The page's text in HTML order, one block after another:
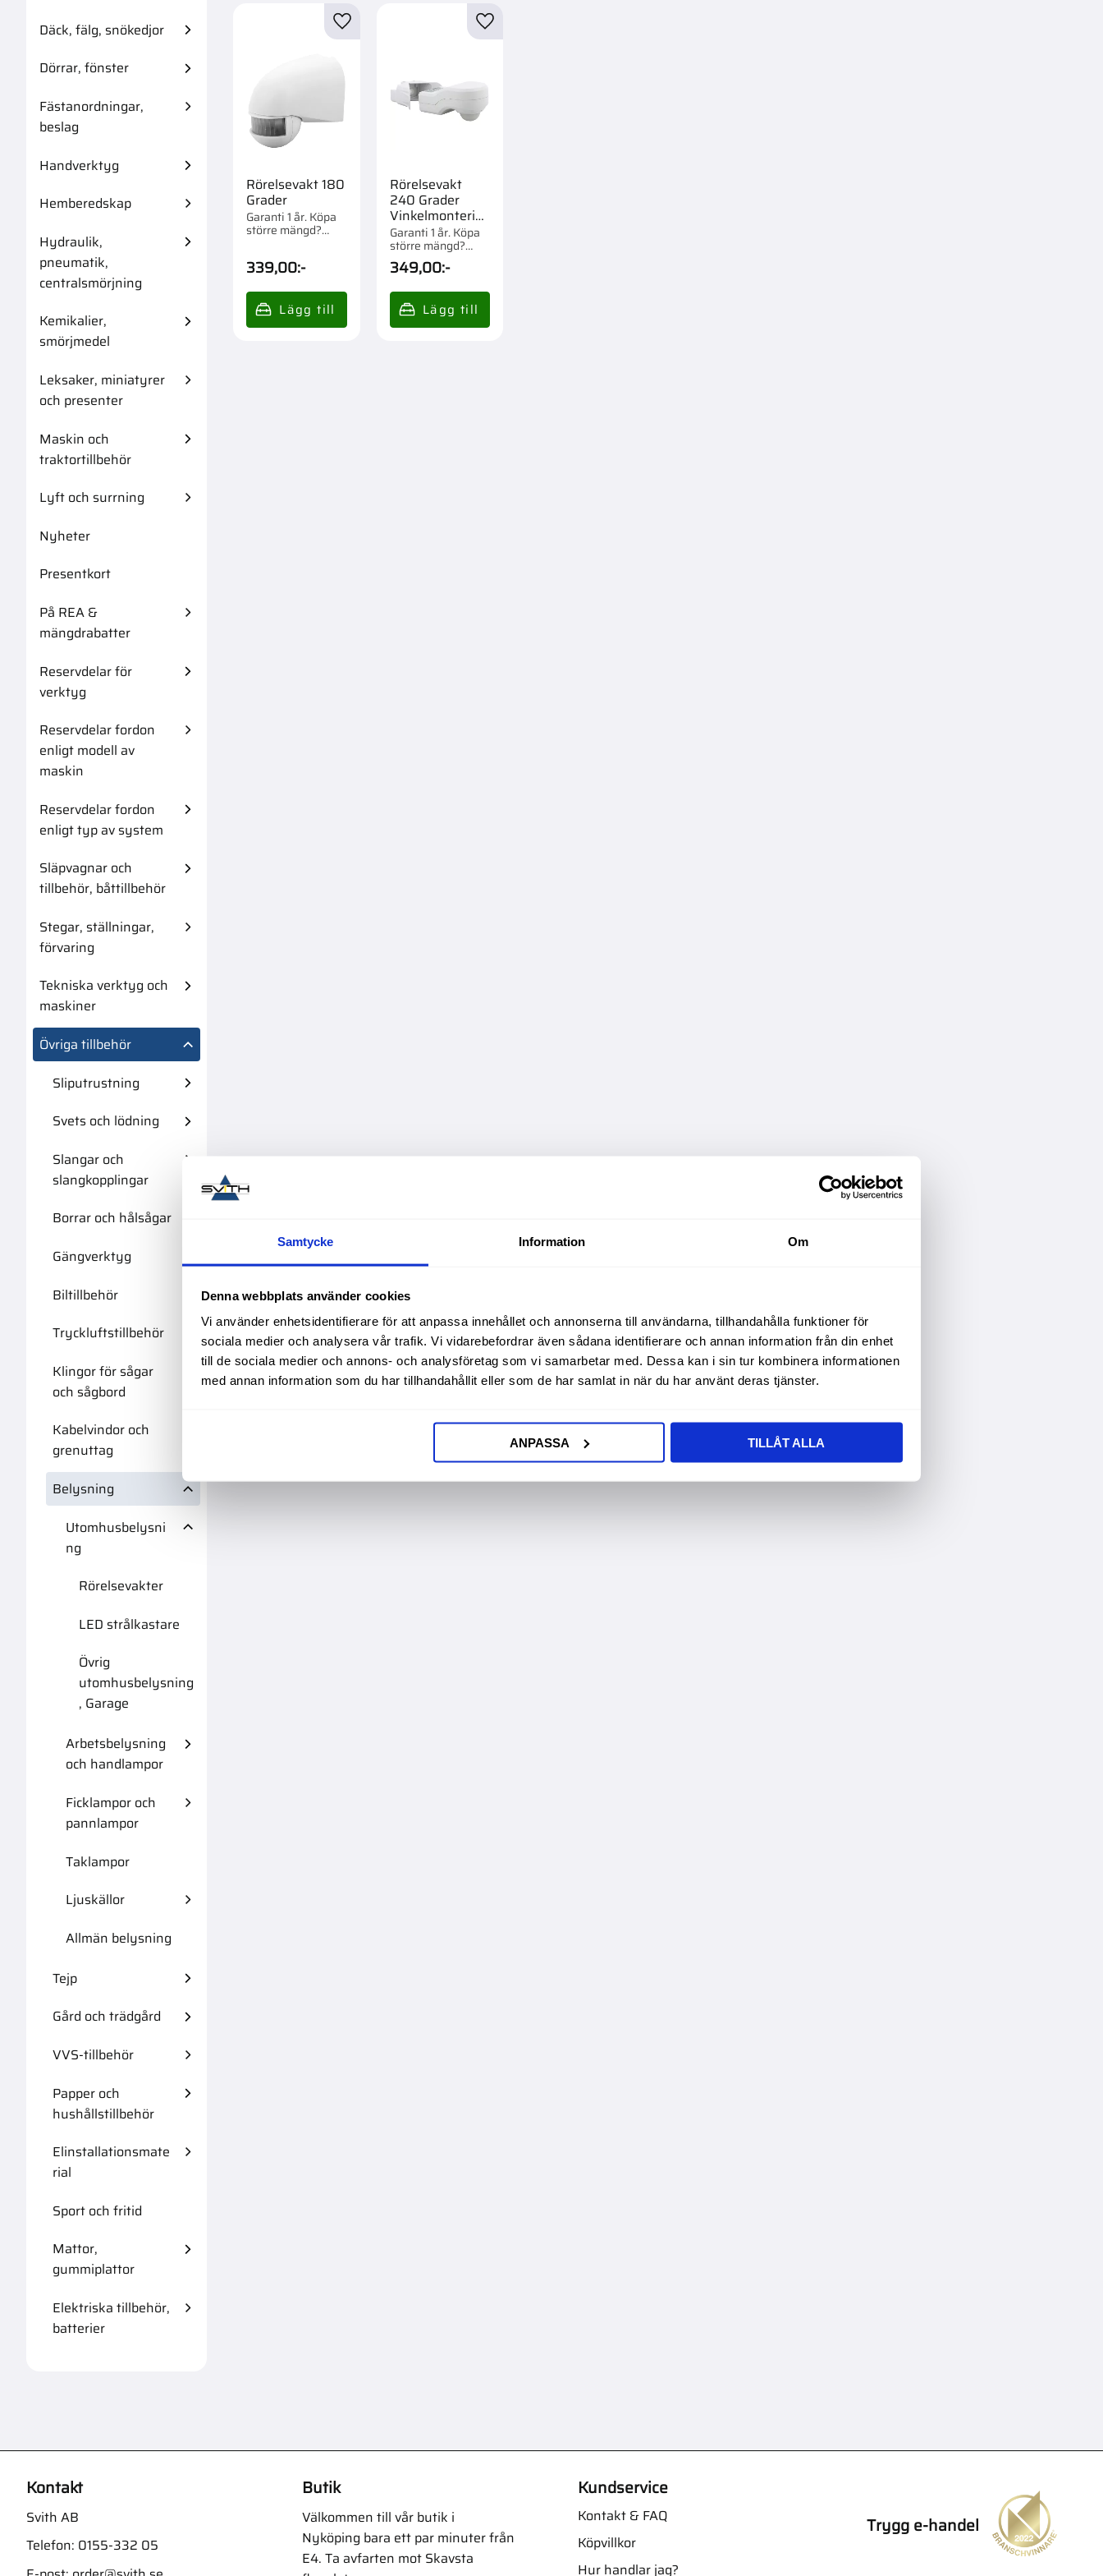
Samtycke Information Om
Denna webbplats använder cookies
Vi använder enhetsidentifierare för att anpassa innehållet och annonserna till användarna, tillhandahålla funktioner för
sociala medier och analysera vår trafik. Vi vidarebefordrar även sådana identifierare och annan information från din enhet
till de sociala medier och annons- och analysföretag som vi samarbetar med. Dessa kan i sin tur kombinera informationen
med annan information som du har tillhandahållit eller som de har samlat in när du har använt deras tjänster.
ANPASSA TILLÅT ALLA
Rörelsevakt 180
Grader
Garanti 1 år. Köpa
större mängd?
339,00:-
Lägg till i favoriter
Rörelsevakt
240 Grader
Vinkelmonterin
g Set
Garanti 1 år. Köpa
större mängd?
Förpackad om 1/24
st.
349,00:-
Lägg till i favoriter
Däck, fälg, snökedjor
Dörrar, fönster
Fästanordningar,
beslag
Handverktyg
Hemberedskap
Hydraulik,
pneumatik,
centralsmörjning
Kemikalier,
smörjmedel
Leksaker, miniatyrer
och presenter
Maskin och
traktortillbehör
Lyft och surrning
Nyheter
Presentkort
På REA &
mängdrabatter
Reservdelar för
verktyg
Reservdelar fordon
enligt modell av
maskin
Reservdelar fordon
enligt typ av system
Släpvagnar och
tillbehör, båttillbehör
Stegar, ställningar,
förvaring
Tekniska verktyg och
maskiner
Övriga tillbehör
Sliputrustning
Svets och lödning
Slangar och
slangkopplingar
Borrar och hålsågar
Gängverktyg
Biltillbehör
Tryckluftstillbehör
Klingor för sågar
och sågbord
Kabelvindor och
grenuttag
Belysning
Utomhusbelysni
ng
Rörelsevakter
LED strålkastare
Övrig
utomhusbelysning
, Garage
Arbetsbelysning
och handlampor
Ficklampor och
pannlampor
Taklampor
Ljuskällor
Allmän belysning
Tejp
Gård och trädgård
VVS-tillbehör
Papper och
hushållstillbehör
Elinstallationsmate
rial
Sport och fritid
Mattor,
gummiplattor
Elektriska tillbehör,
batterier
Kontakt
Svith AB
Telefon: 0155-332 05
Butik
Välkommen till vår butik i
Nyköping bara ett par minuter från
E4. Ta avfarten mot Skavsta
Kundservice
Kontakt & FAQ
Köpvillkor
Hur handlar jag?
Trygg e-handel